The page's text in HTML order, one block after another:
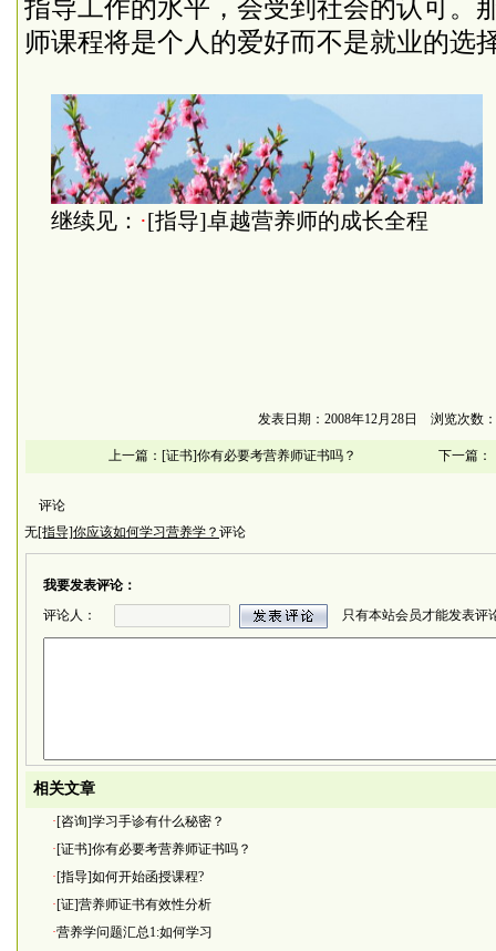
指导工作的水平，会受到社会的认可。
师课程将是个人的爱好而不是就业的选
继续见： ·[指导]卓越营养师的成长全程
发表日期：2008年12月28日 浏览次数
上一篇： [证书]你有必要考营养师证书吗？ 下一篇：
评论
无[指导]你应该如何学习营养学？ 评论
我要发表评论：
评论人：
只有本站会员才能发表评
相关文章
·[咨询]学习手诊有什么秘密？
·[证书]你有必要考营养师证书吗？
·[指导]如何开始函授课程?
·[证]营养师证书有效性分析
·营养学问题汇总1:如何学习